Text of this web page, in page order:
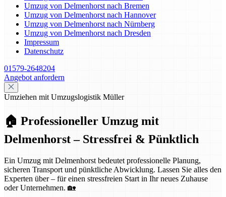
Umzug von Delmenhorst nach Bremen
Umzug von Delmenhorst nach Hannover
Umzug von Delmenhorst nach Nürnberg
Umzug von Delmenhorst nach Dresden
Impressum
Datenschutz
01579-2648204
Angebot anfordern
Umziehen mit Umzugslogistik Müller
🏠 Professioneller Umzug mit
Delmenhorst – Stressfrei & Pünktlich
Ein Umzug mit Delmenhorst bedeutet professionelle Planung,
sicheren Transport und pünktliche Abwicklung. Lassen Sie alles den
Experten über – für einen stressfreien Start in Ihr neues Zuhause
oder Unternehmen. 🏡